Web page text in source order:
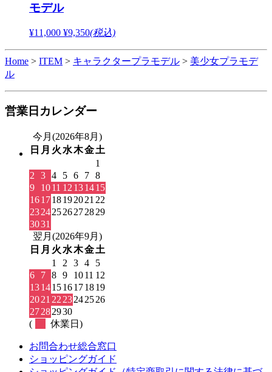
モデル
¥11,000 ¥9,350(税込)
Home > ITEM > キャラクタープラモデル > 美少女プラモデ
ル
営業日カレンダー
今月(2026年8月)
日 月 火 水木金土
1
2
3 4 5 6 7 8
9
1011 12 131415
161718192021 22
23242526272829
3031
翌月(2026年9月)
日 月 火 水木金土
1
2 3 4
5
6
7 8 9 1011 12
13141516171819
2021 22 23242526
27282930
(
休業日)
お問合わせ総合窓口
ショッピングガイド